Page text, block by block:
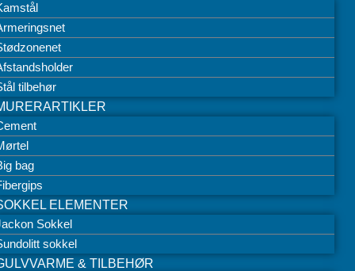
tilbehør
bag
ELEMENTER
Sokkel
sokkel
& TILBEHØR